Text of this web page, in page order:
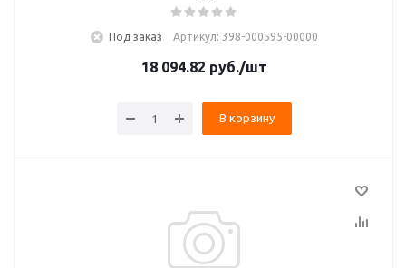
Под заказ Артикул: 398-000595-00000
18 094.82 руб./шт
В корзину